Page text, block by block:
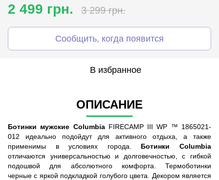
2 499 грн. 3 299 грн.
Сообщить, когда появится
В избранное
ОПИСАНИЕ
Ботинки мужские ColumbiaFIRECAMP III WP ™ 1865021-
012 идеально подойдут для активного отдыха, а также
применимы в условиях города. Ботинки Columbia
отличаются универсальностью и долговечностью, с гибкой
подошвой для абсолютного комфорта. Термоботинки
черные с яркой подкладкой голубого цвета. Декором является